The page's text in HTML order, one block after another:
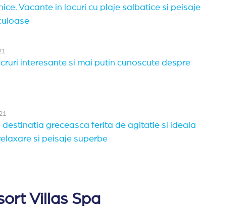
Vacante in locuri cu plaje salbatice si peisaje
interesante si mai putin cunoscute despre
destinatia greceasca ferita de agitatie si ideala
si peisaje superbe
Villas Spa